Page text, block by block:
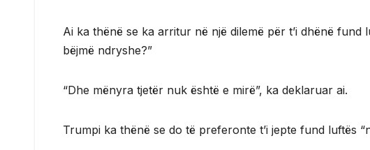
Ai ka thënë se ka arritur në një dilemë për t’i dhënë
bëjmë ndryshe?”
“Dhe mënyra tjetër nuk është e mirë”, ka deklaruar ai.
Trumpi ka thënë se do të preferonte t’i jepte fund luftës